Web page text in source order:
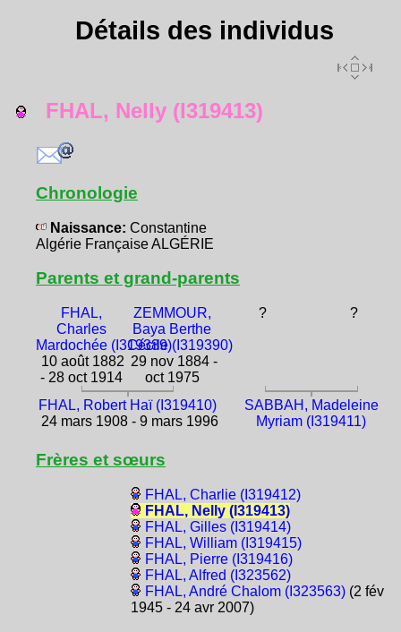
Détails des individus
FHAL, Nelly (I319413)
Chronologie
Naissance: Constantine
Algérie Française ALGÉRIE
Parents et grand-parents
FHAL,
Charles
Mardochée (I319389)
10 août 1882
- 28 oct 1914
ZEMMOUR,
Baya Berthe
Cécile (I319390)
29 nov 1884 -
oct 1975
? ?
FHAL, Robert Haï (I319410)
24 mars 1908 - 9 mars 1996
SABBAH, Madeleine
Myriam (I319411)
Frères et sœurs
FHAL, Charlie (I319412)
FHAL, Nelly (I319413)
FHAL, Gilles (I319414)
FHAL, William (I319415)
FHAL, Pierre (I319416)
FHAL, Alfred (I323562)
FHAL, André Chalom (I323563)(2 fév
1945 - 24 avr 2007)